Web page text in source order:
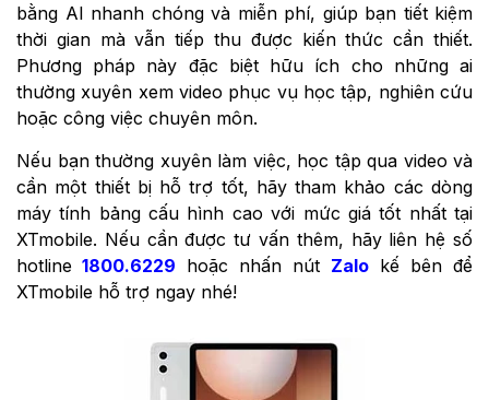
bằng AI nhanh chóng và miễn phí, giúp bạn tiết kiệm
thời gian mà vẫn tiếp thu được kiến thức cần thiết.
Phương pháp này đặc biệt hữu ích cho những ai
thường xuyên xem video phục vụ học tập, nghiên cứu
hoặc công việc chuyên môn.
Nếu bạn thường xuyên làm việc, học tập qua video và
cần một thiết bị hỗ trợ tốt, hãy tham khảo các dòng
máy tính bảng cấu hình cao với mức giá tốt nhất tại
XTmobile. Nếu cần được tư vấn thêm, hãy liên hệ số
hotline 1800.6229 hoặc nhấn nút Zalo kế bên để
XTmobile hỗ trợ ngay nhé!